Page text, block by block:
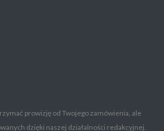
prowizję od Twojego zamówienia, ale
dzięki naszej działalności redakcyjnej.